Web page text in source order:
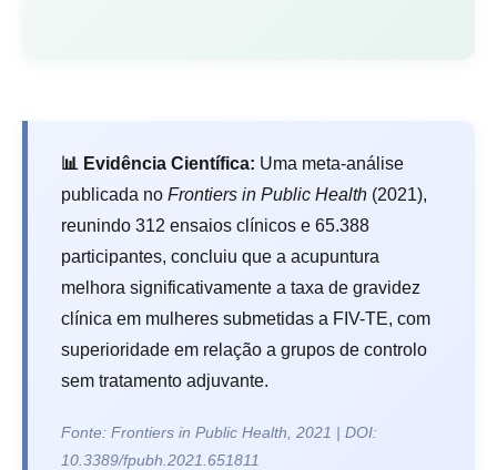
📊 Evidência Científica: Uma meta-análise
publicada no Frontiers in Public Health (2021),
reunindo 312 ensaios clínicos e 65.388
participantes, concluiu que a acupuntura
melhora significativamente a taxa de gravidez
clínica em mulheres submetidas a FIV-TE, com
superioridade em relação a grupos de controlo
sem tratamento adjuvante.
Fonte: Frontiers in Public Health, 2021 | DOI:
10.3389/fpubh.2021.651811